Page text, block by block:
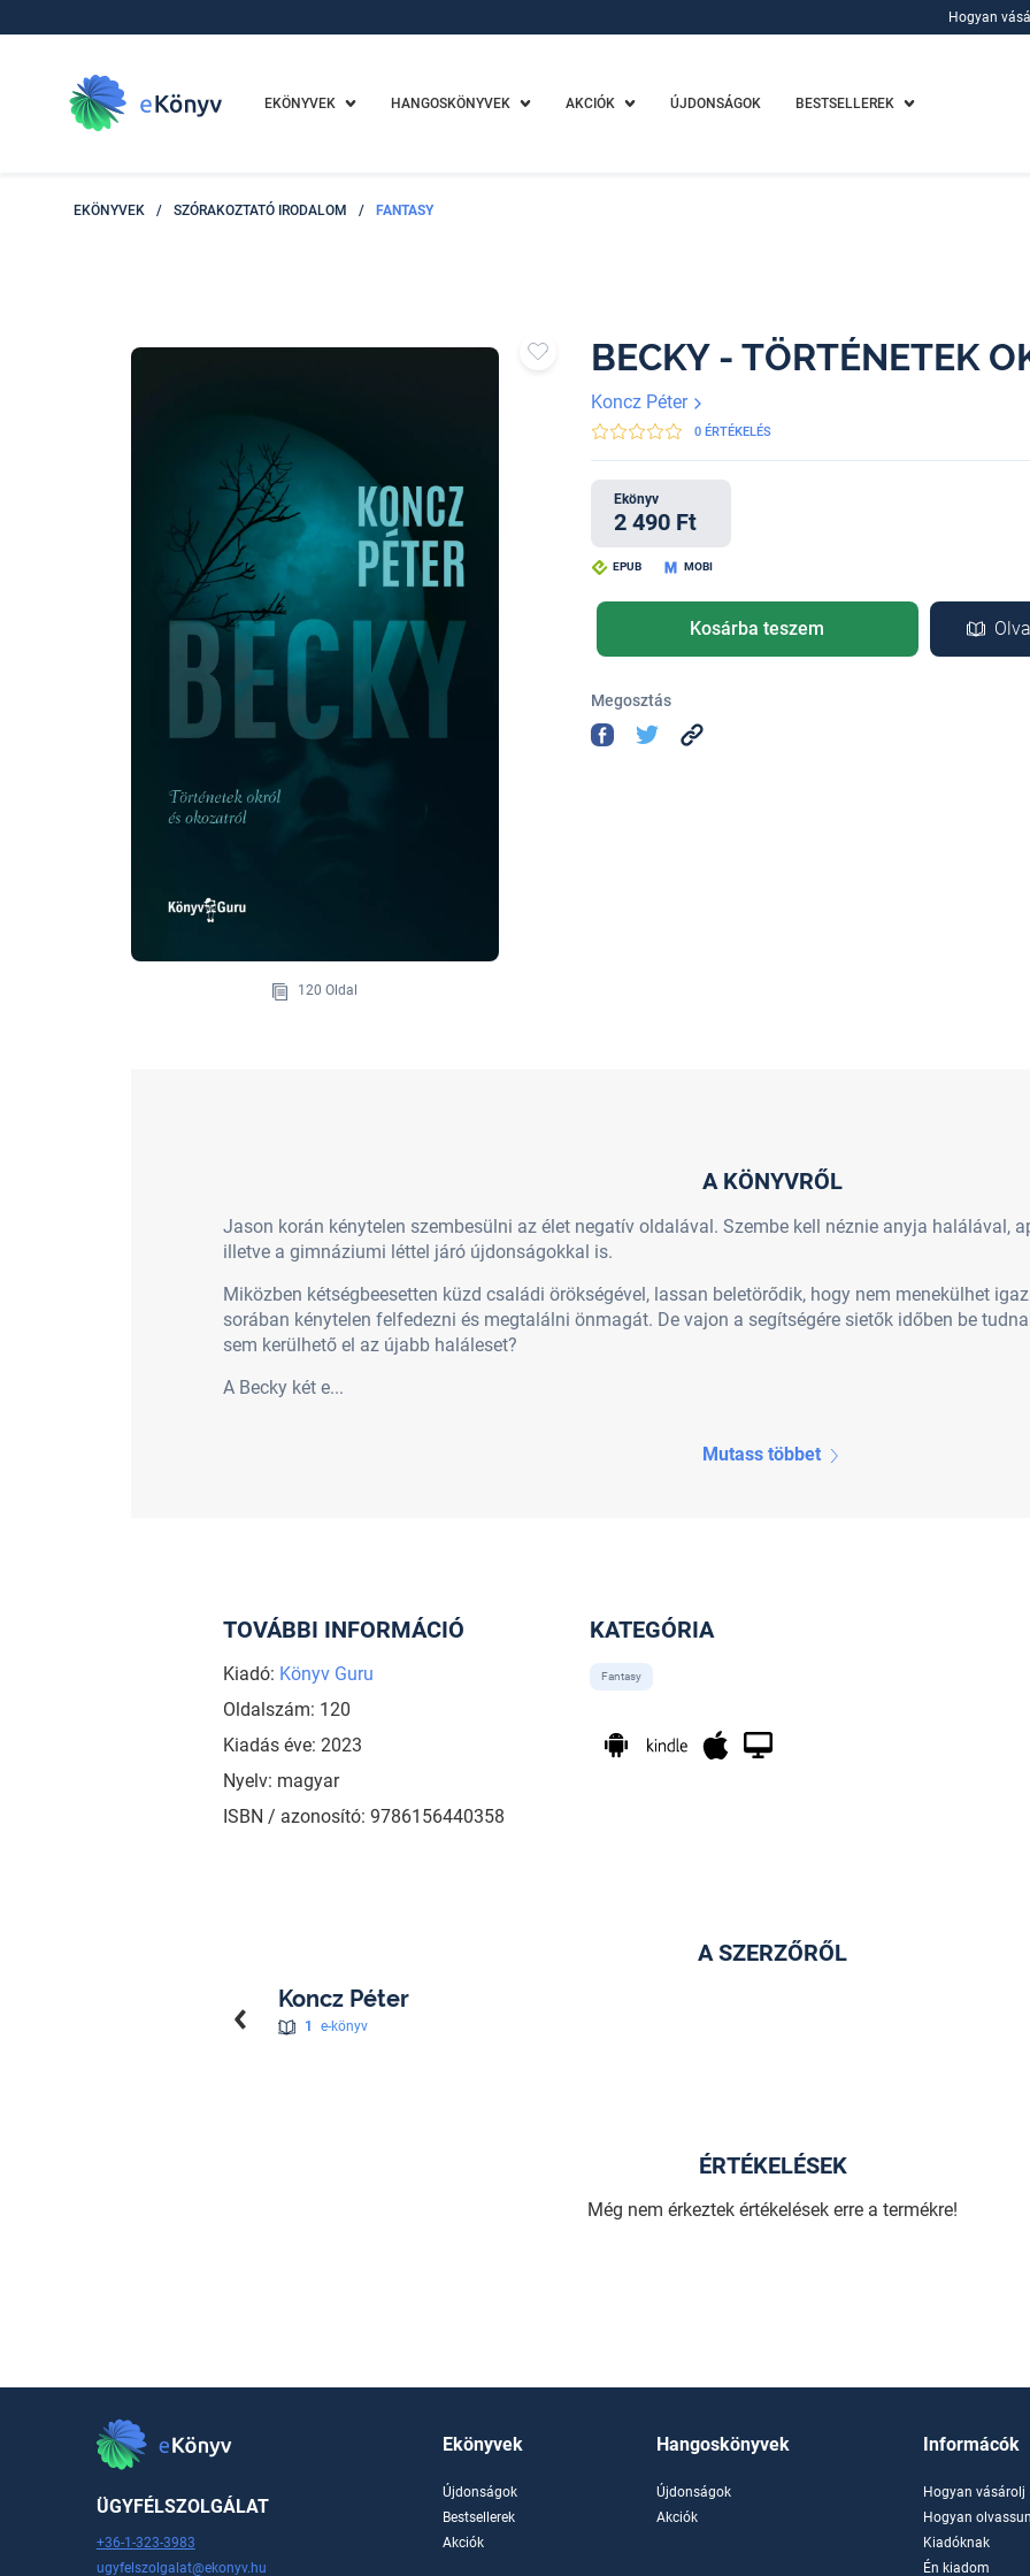
Hogyan
EKÖNYVEK HANGOSKÖNYVEK AKCIÓK ÚJDONSÁGOK BESTSELLEREK
EKÖNYVEK / SZÓRAKOZTATÓ IRODALOM / FANTASY
120 Oldal
BECKY - TÖRTÉNETEK
Koncz Péter
0 ÉRTÉKELÉS
Ekönyv
2 490 Ft
EPUB MOBI
Kosárba teszem
Megosztás
A KÖNYVRŐL
Jason korán kénytelen szembesülni az élet negatív oldalával. Szembe kell néznie anyja halálával,
illetve a gimnáziumi léttel járó újdonságokkal is.
Miközben kétségbeesetten küzd családi örökségével, lassan beletörődik, hogy nem menekülhet
sorában kénytelen felfedezni és megtalálni önmagát. De vajon a segítségére sietők időben be
sem kerülhető el az újabb haláleset?
A Becky két e...
Mutass többet
TOVÁBBI INFORMÁCIÓ
Kiadó: Könyv Guru
Oldalszám: 120
Kiadás éve: 2023
Nyelv: magyar
ISBN / azonosító: 9786156440358
KATEGÓRIA
Fantasy
A SZERZŐRŐL
Koncz Péter
1 e-könyv
ÉRTÉKELÉSEK
Még nem érkeztek értékelések erre a termékre!
ÜGYFÉLSZOLGÁLAT
+36-1-323-3983
ugyfelszolgalat@ekonyv.hu
Ekönyvek
Újdonságok
Bestsellerek
Akciók
Hangoskönyvek
Újdonságok
Akciók
Informácók
Hogyan vásárolj
Hogyan
Kiadóknak
Én kiadom